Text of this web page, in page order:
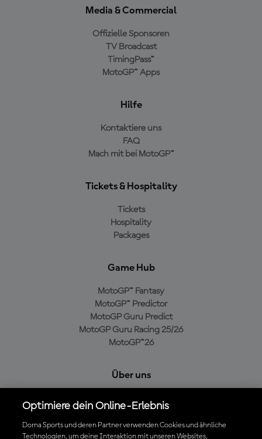
Media & Commercial
Offizielle Sponsoren
TV Broadcast
TimingPass™
MotoGP™ Apps
Hilfe
Kontaktiere uns
FAQ
Mach mit bei MotoGP™
Tickets & Hospitality
Tickets
Hospitality
Packages
Game Hub
MotoGP™ Fantasy
MotoGP™ Predictor
MotoGP Guru Predict
MotoGP Guru Racing 25/26
MotoGP™26
Über uns
Cookie-Richtlinien
Geschäftsbedingungen
Optimiere dein Online-Erlebnis
Dorna Sports und deren Partner verwenden Cookies und ähnliche
Technologien, um deine Interaktion mit unseren Websites,